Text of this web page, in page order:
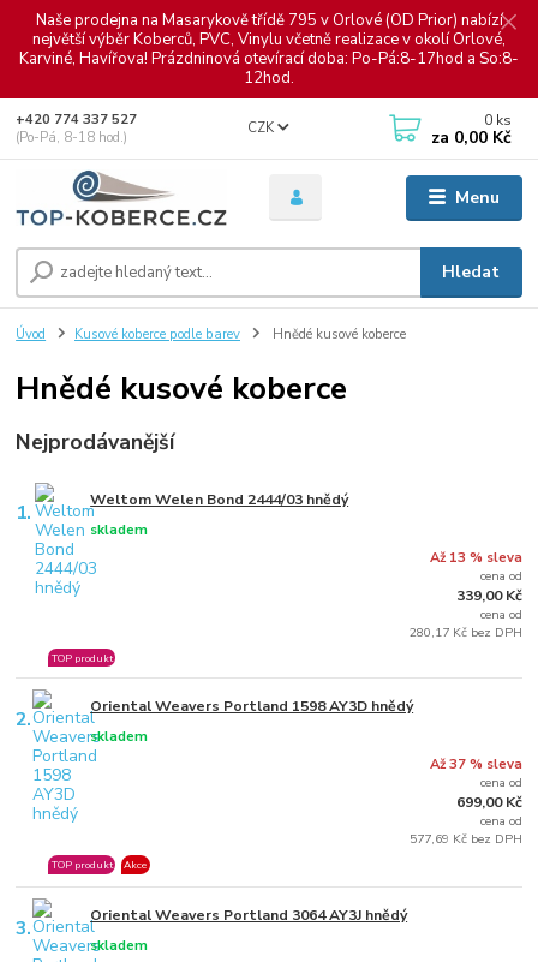
Naše prodejna na Masarykově třídě 795 v Orlové (OD Prior) nabízí
největší výběr Koberců, PVC, Vinylu včetně realizace v okolí Orlové,
Karviné, Havířova! Prázdninová otevírací doba: Po-Pá:8-17hod a So:8-
12hod.
Menu
CZK
Hledat
+420 774 337 527
(Po-Pá, 8-18 hod.)
0 ks
za 0,00 Kč
Úvod Kusové koberce podle barev Hnědé kusové koberce
Hnědé kusové koberce
Nejprodávanější
1. Weltom Welen Bond 2444/03 hnědý
skladem
TOP produkt
Až 13 % sleva
cena od
339,00 Kč
cena od
280,17 Kč bez DPH
2. Oriental Weavers Portland 1598 AY3D hnědý
skladem
TOP produkt Akce
Až 37 % sleva
cena od
699,00 Kč
cena od
577,69 Kč bez DPH
3. Oriental Weavers Portland 3064 AY3J hnědý
skladem